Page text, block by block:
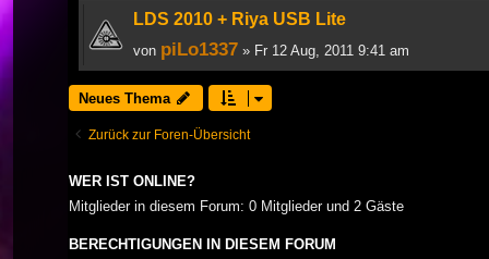
LDS 2010 + Riya USB Lite
von piLo1337 » Fr 12 Aug, 2011 9:41 am
Neues Thema
Zurück zur Foren-Übersicht
WER IST ONLINE?
Mitglieder in diesem Forum: 0 Mitglieder und 2 Gäste
BERECHTIGUNGEN IN DIESEM FORUM